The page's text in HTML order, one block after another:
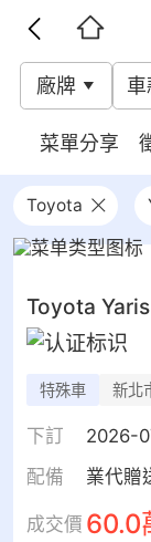
廠牌 車
菜單分享
Toyota
Toyota
特殊車 新北
下訂
2026-
配備
成交價 60.0